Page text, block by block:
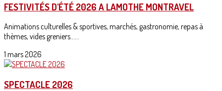
FESTIVITÉS D'ÉTÉ 2026 A LAMOTHE MONTRAVEL
Animations culturelles & sportives, marchés, gastronomie, repas à
thèmes, vides greniers......
1 mars 2026
SPECTACLE 2026